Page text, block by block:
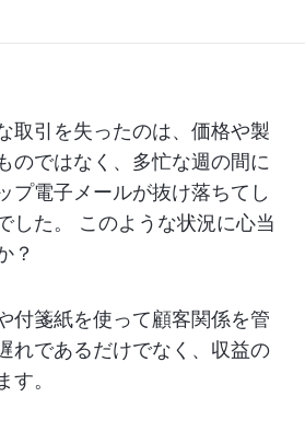
取引を失ったのは、価格や製
のではなく、多忙な週の間に
プ電子メールが抜け落ちてし
した。 このような状況に心当
？
付箋紙を使って顧客関係を管
れであるだけでなく、収益の
す。